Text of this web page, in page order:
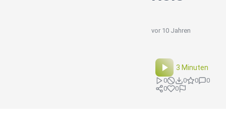
vor 10 Jahren
3 Minuten
0 0 0
0
0
0